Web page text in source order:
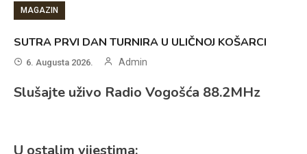
MAGAZIN
SUTRA PRVI DAN TURNIRA U ULIČNOJ KOŠARCI
6. Augusta 2026. Admin
Slušajte uživo Radio Vogošća 88.2MHz
U ostalim vijestima: